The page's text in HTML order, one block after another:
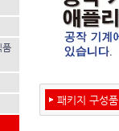
품
패키지 구성품